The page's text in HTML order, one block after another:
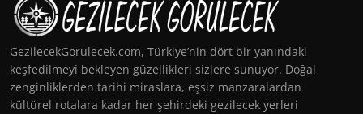
GezilecekGorulecek.com, Türkiye’nin dört bir yanındaki
keşfedilmeyi bekleyen güzellikleri sizlere sunuyor. Doğal
zenginliklerden tarihi miraslara, eşsiz manzaralardan
kültürel rotalara kadar her şehirdeki gezilecek yerleri